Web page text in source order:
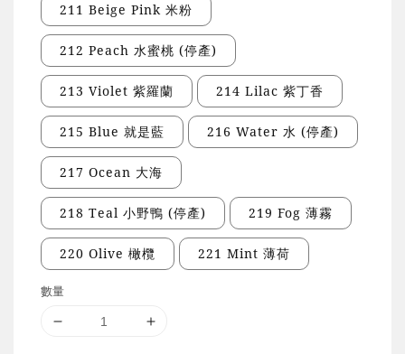
211 Beige Pink 米粉
212 Peach 水蜜桃 (停產)
213 Violet 紫羅蘭 214 Lilac 紫丁香
215 Blue 就是藍 216 Water 水 (停產)
217 Ocean 大海
218 Teal 小野鴨 (停產) 219 Fog 薄霧
220 Olive 橄欖 221 Mint 薄荷
數量